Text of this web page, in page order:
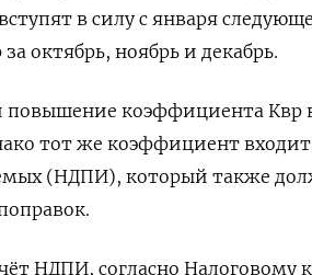
в силу с января
октябрь, ноябрь и декабрь.
повышение коэффициента Квр
тот же коэффициент
(НДПИ), который также
НДПИ, согласно Налоговому